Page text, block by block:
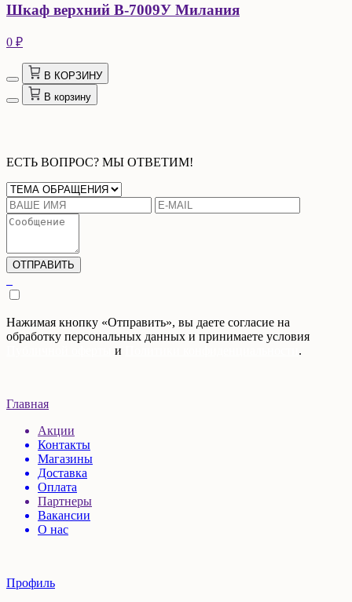
Шкаф верхний В-7009У Милания
0 ₽
В КОРЗИНУ
В корзину
ЕСТЬ ВОПРОС? МЫ ОТВЕТИМ!
Нажимая кнопку «Отправить», вы даете согласие на
обработку персональных данных и принимаете условия
и .
Главная
Акции
Контакты
Магазины
Доставка
Оплата
Партнеры
Вакансии
О нас
Профиль